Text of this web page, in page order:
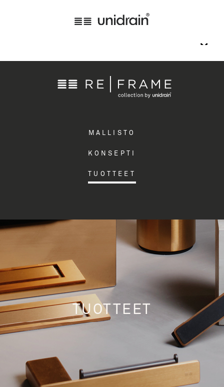
MALLISTO
KONSEPTI
TUOTTEET
TUOTTEET